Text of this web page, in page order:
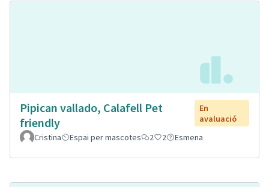
Pipican vallado, Calafell Pet
friendly
En
avaluació
Cristina
Espai per mascotes 2 2 Esmena